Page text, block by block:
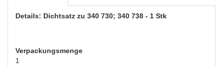
Details: Dichtsatz zu 340 730; 340 738 - 1 Stk
Verpackungsmenge
1